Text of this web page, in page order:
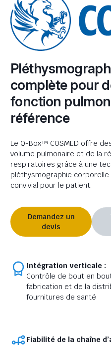
complète pour
fonction
référence
Le Q-Box™ COSMED offre
volume pulmonaire et de la
respiratoires grâce à une
pléthysmographie
convivial pour le patient.
Demandez un
devis
Intégration verticale :
Contrôle de bout en
fabrication et de la
fournitures de santé
Fiabilité de la chaîne